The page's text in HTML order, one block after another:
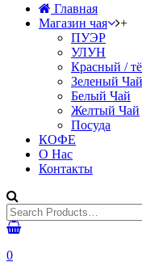
Главная
Магазин чая
+
ПУЭР
УЛУН
Красный /
Зеленый Чай
Белый Чай
Желтый Чай
Посуда
КОФЕ
О Нас
Контакты
0